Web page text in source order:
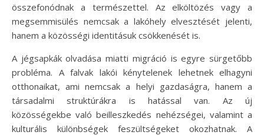
összefonódnak a természettel. Az elköltözés vagy a
megsemmisülés nemcsak a lakóhely elvesztését jelenti,
hanem a közösségi identitásuk csökkenését is.
A jégsapkák olvadása miatti migráció is egyre sürgetőbb
probléma. A falvak lakói kénytelenek lehetnek elhagyni
otthonaikat, ami nemcsak a helyi gazdaságra, hanem a
társadalmi struktúrákra is hatással van. Az új
közösségekbe való beilleszkedés nehézségei, valamint a
kulturális különbségek feszültségeket okozhatnak. A